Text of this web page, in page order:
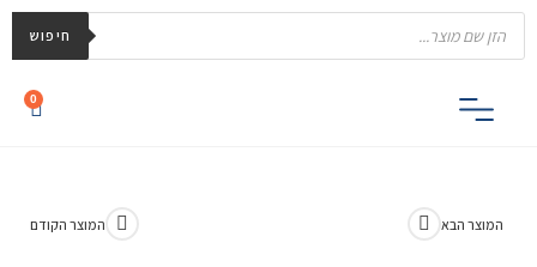
חיפוש
0
המוצר הקודם המוצר הבא